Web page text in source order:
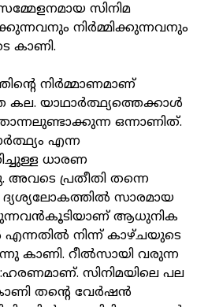
സിനിമ
നിർമ്മിക്കുന്നവനും
കാണി.
നിർമ്മാണമാണ്
കല. യാഥാർത്ഥ്യത്തെക്കാൾ
ഒന്നാണിത്.
എന്ന
ധാരണ
അവടെ പ്രതീതി തന്നെ
സാരമായ
ആധുനിക
എന്നതിൽ നിന്ന് കാഴ്ചയുടെ
കാണി. റീൽസായി വരുന്ന
സിനിമയിലെ പല
തന്റെ വേർഷൻ